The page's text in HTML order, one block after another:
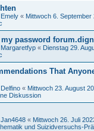
Emely « Mittwoch 6. September
password
Margaretfyp « Dienstag 29.
That
Delfino « Mittwoch 23. August
Diskussion
Jan4648 « Mittwoch 26. Juli
und Suizidversuchs-